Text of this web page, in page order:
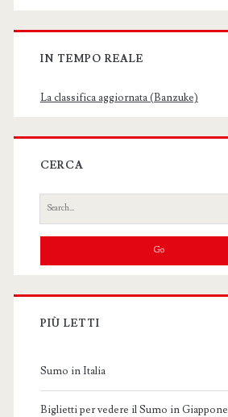
IN TEMPO REALE
La classifica aggiornata (Banzuke)
CERCA
Search
for:
PIÙ LETTI
Sumo in Italia
Biglietti per vedere il Sumo in Giappone